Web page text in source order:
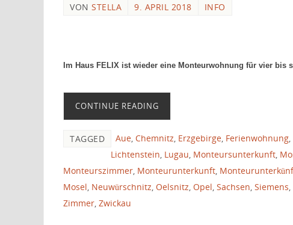
VON STELLA 9. APRIL 2018 INFO
Im Haus FELIX ist wieder eine Monteurwohnung für vier bis
CONTINUE READING
TAGGED Aue, Chemnitz, Erzgebirge, Ferienwohnung,
Lichtenstein, Lugau, Monteursunterkunft,
Monteurszimmer, Monteurunterkunft,
Mosel, Neuwürschnitz, Oelsnitz, Opel, Sachsen, Siemens,
Zimmer, Zwickau